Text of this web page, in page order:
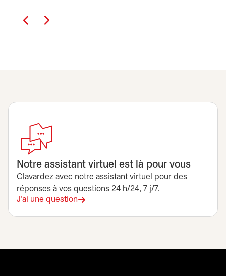
Notre assistant virtuel est là pour vous
Clavardez avec notre assistant virtuel pour des
réponses à vos questions 24 h/24, 7 j/7.
J'ai une question